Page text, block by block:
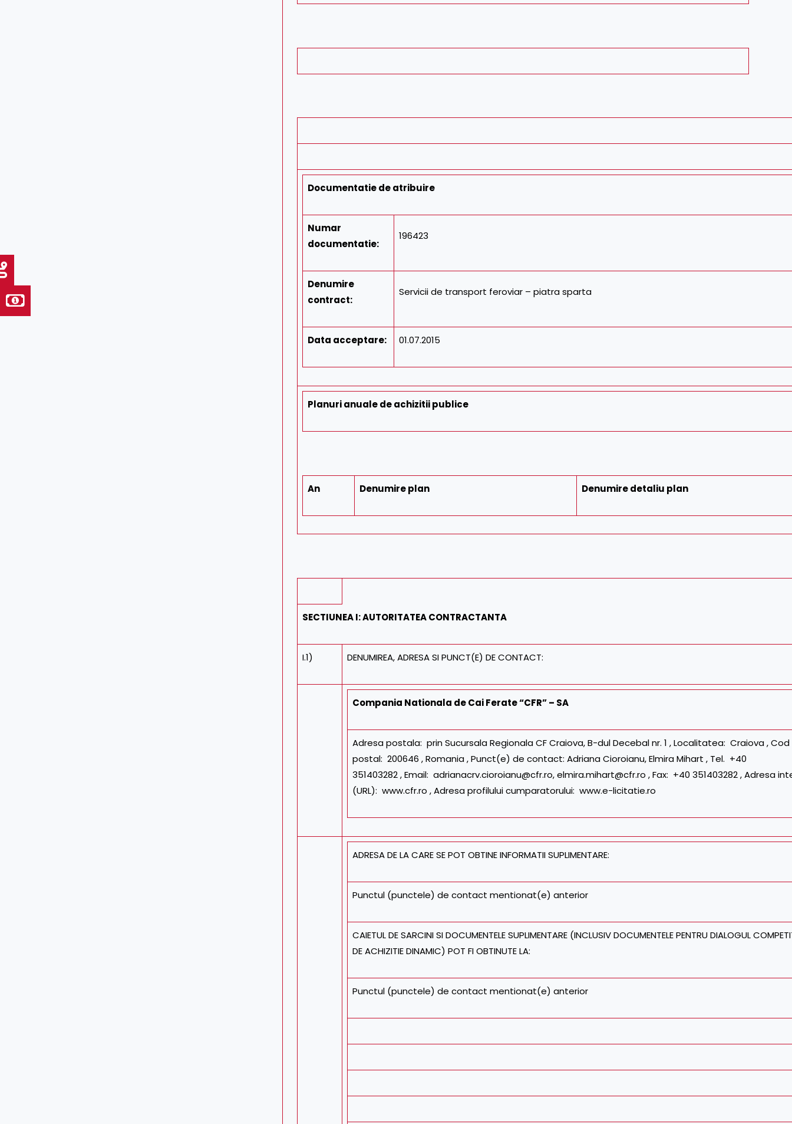
Documentatie de atribuire
Numar
documentatie:
196423
Denumire
contract:
Servicii de transport feroviar – piatra sparta
Data acceptare: 01.07.2015
Planuri anuale de achizitii publice
An Denumire plan Denumire detaliu plan
SECTIUNEA I: AUTORITATEA CONTRACTANTA
I.1) DENUMIREA, ADRESA SI PUNCT(E) DE CONTACT:
Compania Nationala de Cai Ferate “CFR” – SA
Adresa postala: prin Sucursala Regionala CF Craiova, B-dul Decebal nr. 1 , Localitatea: Craiova , Cod
postal: 200646 , Romania , Punct(e) de contact: Adriana Cioroianu, Elmira Mihart , Tel. +40
351403282 , Email: adrianacrv.cioroianu@cfr.ro, elmira.mihart@cfr.ro , Fax: +40 351403282 , Adresa
(URL): www.cfr.ro , Adresa profilului cumparatorului: www.e-licitatie.ro
ADRESA DE LA CARE SE POT OBTINE INFORMATII SUPLIMENTARE:
Punctul (punctele) de contact mentionat(e) anterior
CAIETUL DE SARCINI SI DOCUMENTELE SUPLIMENTARE (INCLUSIV DOCUMENTELE PENTRU DIALOGUL
DE ACHIZITIE DINAMIC) POT FI OBTINUTE LA:
Punctul (punctele) de contact mentionat(e) anterior